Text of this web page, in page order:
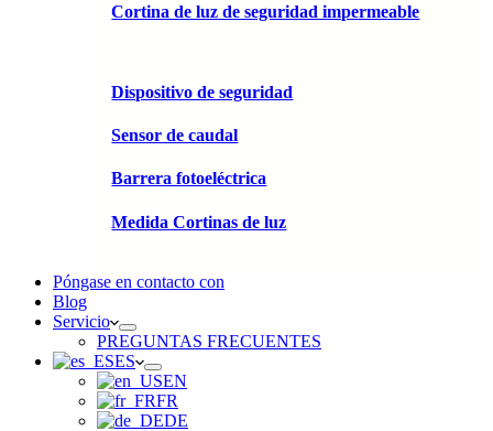
Cortina de luz de seguridad impermeable
Dispositivo de seguridad
Sensor de caudal
Barrera fotoeléctrica
Medida Cortinas de luz
Póngase en contacto con
Blog
Servicio
PREGUNTAS FRECUENTES
ES
EN
FR
DE